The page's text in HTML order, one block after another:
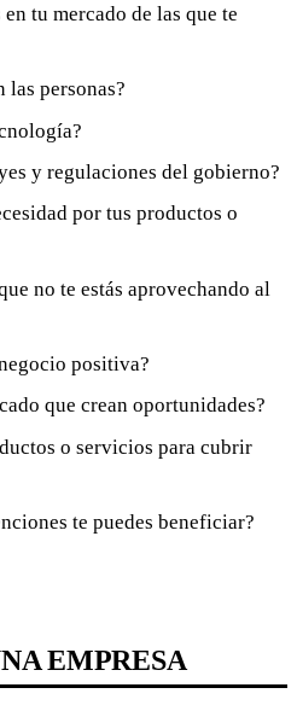
tu mercado de las que te
las personas?
y regulaciones del gobierno?
por tus productos o
no te estás aprovechando al
positiva?
que crean oportunidades?
o servicios para cubrir
te puedes beneficiar?
EMPRESA